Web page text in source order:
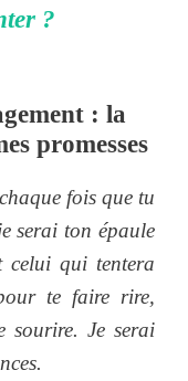
?
: la
promesses
fois que tu
serai ton épaule
celui qui tentera
te faire rire,
sourire. Je serai